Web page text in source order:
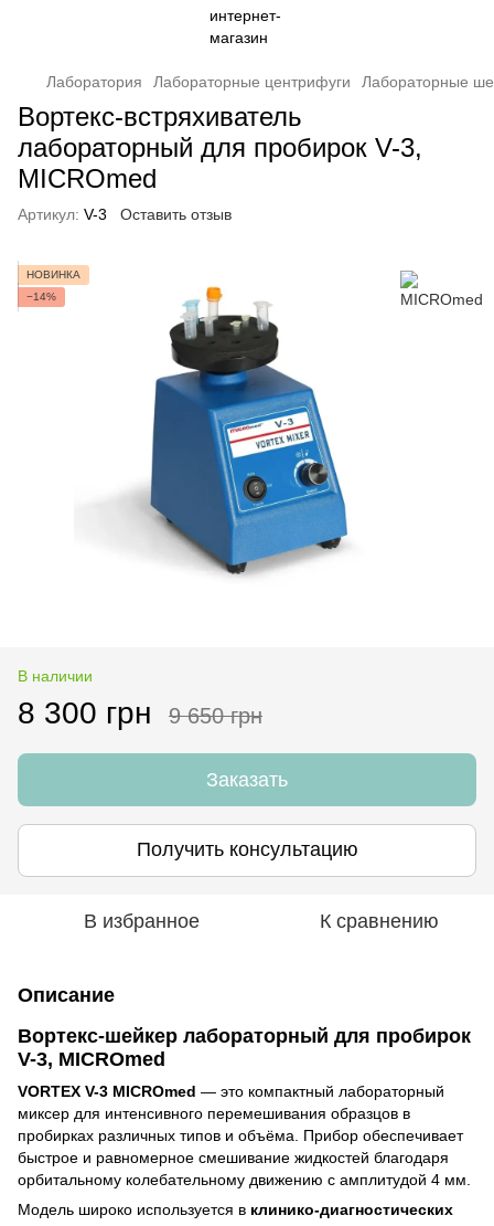
Лаборатория Лабораторные центрифуги Лабораторные
Вортекс-встряхиватель
лабораторный для пробирок V-3,
MICROmed
Артикул: V-3 Оставить отзыв
НОВИНКА
−14%
В наличии
8 300 грн 9 650 грн
Заказать
Получить консультацию
В избранное К сравнению
Описание
Вортекс-шейкер лабораторный для пробирок
V-3, MICROmed
VORTEX V-3 MICROmed — это компактный лабораторный
миксер для интенсивного перемешивания образцов в
пробирках различных типов и объёма. Прибор обеспечивает
быстрое и равномерное смешивание жидкостей благодаря
орбитальному колебательному движению с амплитудой 4 мм.
Модель широко используется в клинико-диагностических